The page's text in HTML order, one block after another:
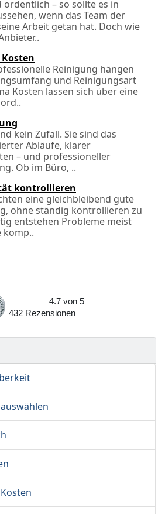
ordentlich – so sollte es in
wenn das Team der
Arbeit getan hat. Doch wie
Reinigung hängen
und Reinigungsart
Kosten lassen sich über eine
kein Zufall. Sie sind das
Abläufe, klarer
– und professioneller
Ob im Büro, ..
kontrollieren
eine gleichbleibend gute
ohne ständig kontrollieren zu
entstehen Probleme meist
komp..
4.7 von 5
432
Rezensionen